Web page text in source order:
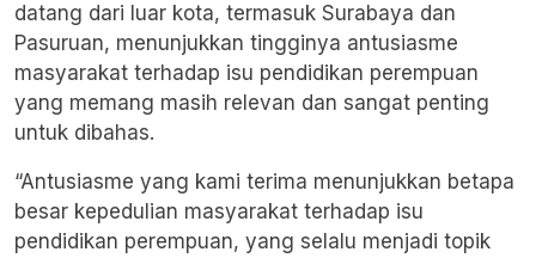
datang dari luar kota, termasuk Surabaya dan
Pasuruan, menunjukkan tingginya antusiasme
masyarakat terhadap isu pendidikan perempuan
yang memang masih relevan dan sangat penting
untuk dibahas.
“Antusiasme yang kami terima menunjukkan betapa
besar kepedulian masyarakat terhadap isu
pendidikan perempuan, yang selalu menjadi topik